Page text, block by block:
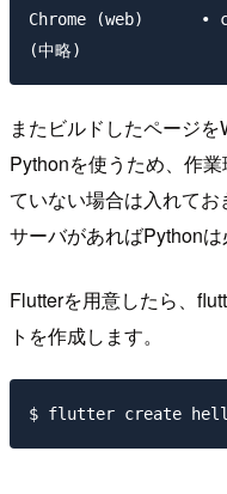
Chrome (web)      •
またビルドしたページ
Pythonを使うため、作
ていない場合は入れて
サーバがあればPythonは
Flutterを用意したら、
トを作成します。